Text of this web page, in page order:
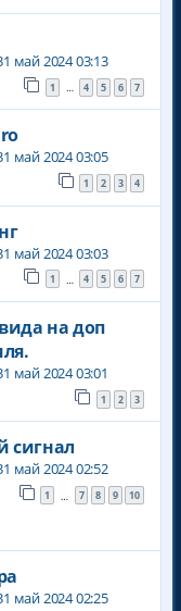
май 2024 03:13
1 … 4 5 6 7
май 2024 03:05
1 2 3 4
май 2024 03:03
1 … 4 5 6 7
на доп
май 2024 03:01
1 2 3
сигнал
май 2024 02:52
1 … 7 8 9 10
май 2024 02:25